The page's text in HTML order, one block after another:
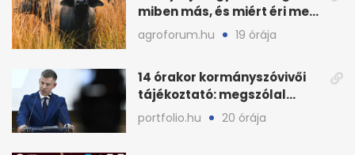
miben más, és miért éri meg
feldolgozni?
agroforum.hu 19 órája
14 órakor kormányszóvivői
tájékoztató: megszólal
Magyar Péter is
portfolio.hu 20 órája